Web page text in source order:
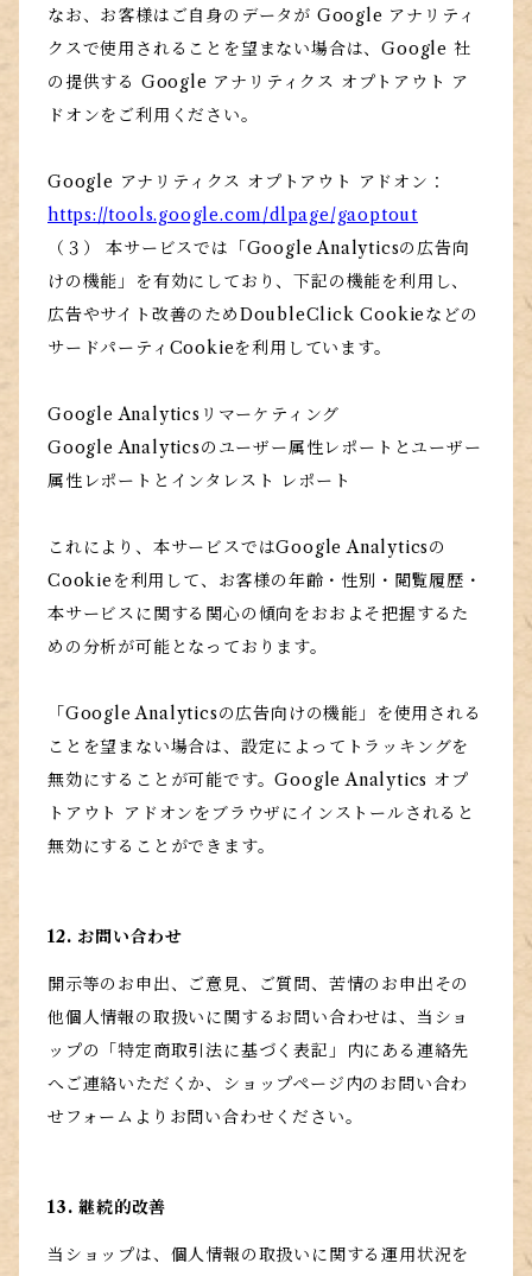
なお、お客様はご自身のデータが Google アナリティ
クスで使用されることを望まない場合は、Google 社
の提供する Google アナリティクス オプトアウト ア
ドオンをご利用ください。
Google アナリティクス オプトアウト アドオン：
https://tools.google.com/dlpage/gaoptout
（３） 本サービスでは「Google Analyticsの広告向
けの機能」を有効にしており、下記の機能を利用し、
広告やサイト改善のためDoubleClick Cookieなどの
サードパーティCookieを利用しています。
Google Analyticsリマーケティング
Google Analyticsのユーザー属性レポートとユーザー
属性レポートとインタレスト レポート
これにより、本サービスではGoogle Analyticsの
Cookieを利用して、お客様の年齢・性別・閲覧履歴・
本サービスに関する関心の傾向をおおよそ把握するた
めの分析が可能となっております。
「Google Analyticsの広告向けの機能」を使用される
ことを望まない場合は、設定によってトラッキングを
無効にすることが可能です。Google Analytics オプ
トアウト アドオンをブラウザにインストールされると
無効にすることができます。
12. お問い合わせ
開示等のお申出、ご意見、ご質問、苦情のお申出その
他個人情報の取扱いに関するお問い合わせは、当ショ
ップの「特定商取引法に基づく表記」内にある連絡先
へご連絡いただくか、ショップページ内のお問い合わ
せフォームよりお問い合わせください。
13. 継続的改善
当ショップは、個人情報の取扱いに関する運用状況を